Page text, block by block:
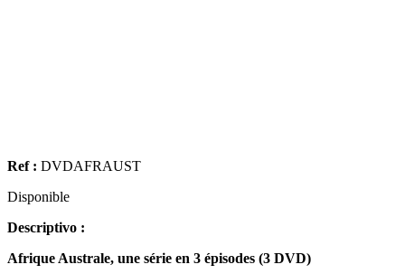
Ref : DVDAFRAUST
Disponible
Descriptivo :
Afrique Australe, une série en 3 épisodes (3 DVD)